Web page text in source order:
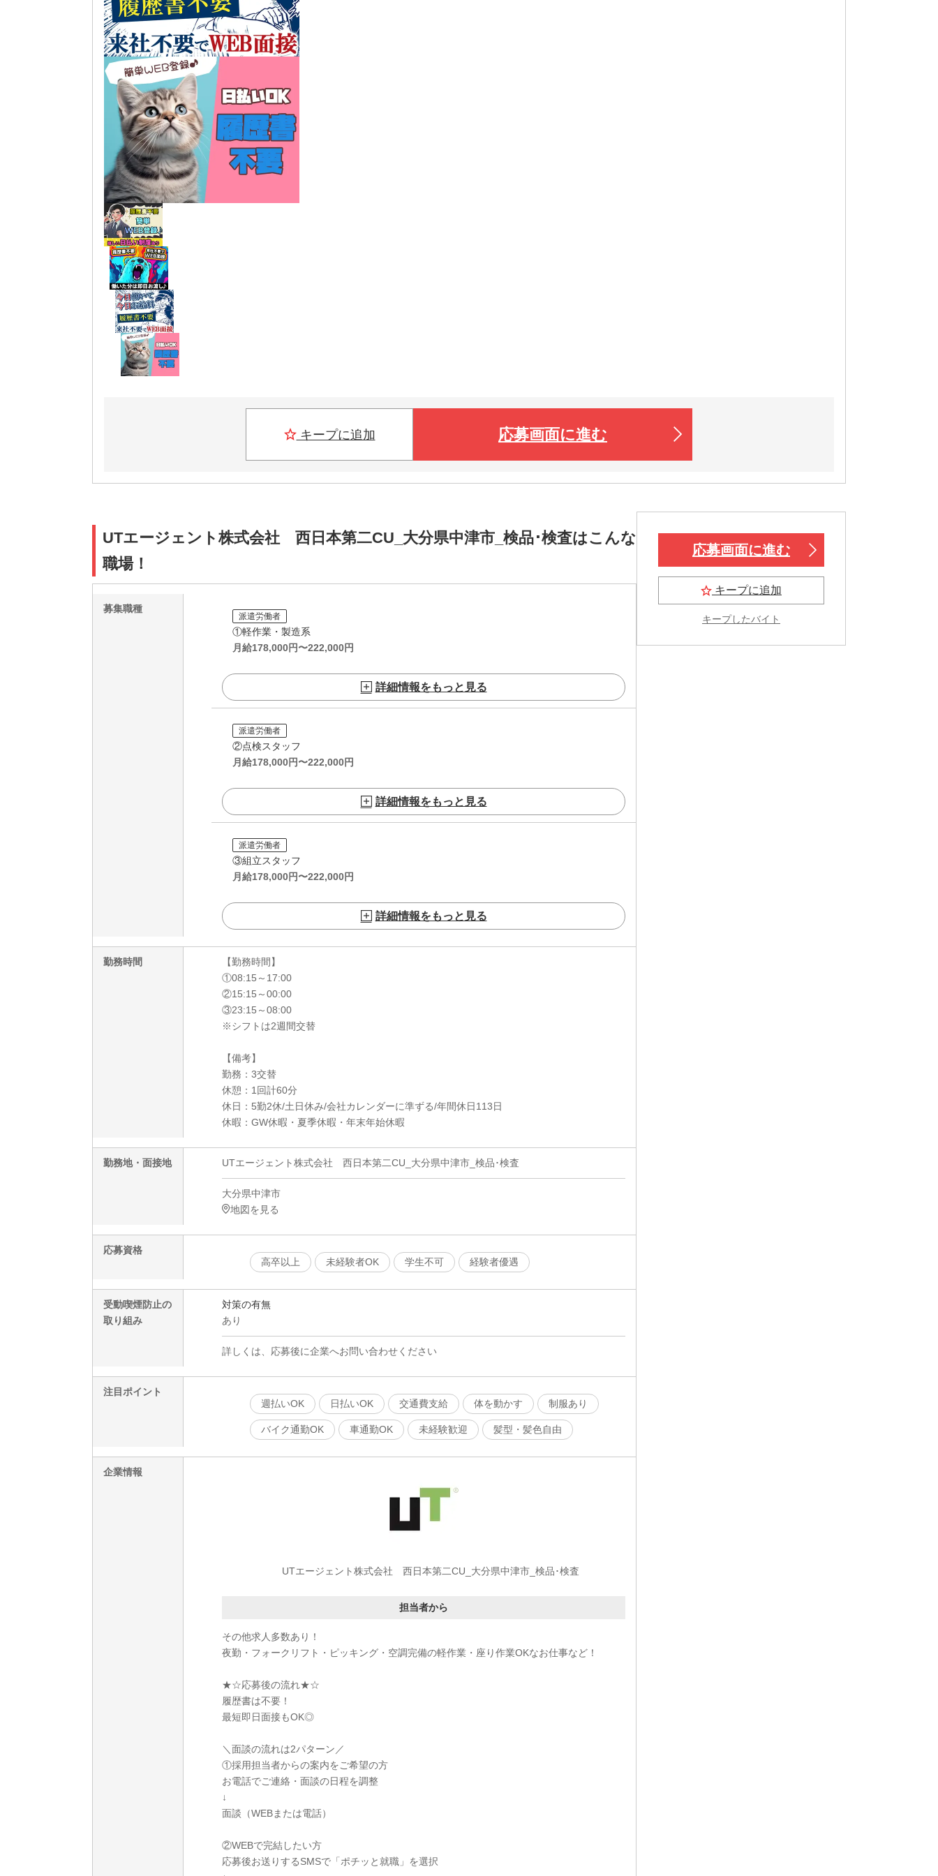
キープに追加 応募画面に進む
UTエージェント株式会社 西日本第二CU_大分県中津市_検品･検査はこんな
職場！
募集職種
派遣労働者
①軽作業・製造系
月給178,000円〜222,000円
詳細情報をもっと見る
派遣労働者
②点検スタッフ
月給178,000円〜222,000円
詳細情報をもっと見る
派遣労働者
③組立スタッフ
月給178,000円〜222,000円
詳細情報をもっと見る
勤務時間
【勤務時間】
①08:15～17:00
②15:15～00:00
③23:15～08:00
※シフトは2週間交替
【備考】
勤務：3交替
休憩：1回計60分
休日：5勤2休/土日休み/会社カレンダーに準ずる/年間休日113日
休暇：GW休暇・夏季休暇・年末年始休暇
勤務地・面接地 UTエージェント株式会社 西日本第二CU_大分県中津市_検品･検査
大分県中津市
地図を見る
応募資格
高卒以上
未経験者OK 学生不可 経験者優遇
受動喫煙防止の
取り組み
対策の有無
あり
詳しくは、応募後に企業へお問い合わせください
注目ポイント
週払いOK
日払いOK 交通費支給 体を動かす 制服あり
バイク通勤OK 車通勤OK 未経験歓迎 髪型・髪色自由
企業情報
UTエージェント株式会社 西日本第二CU_大分県中津市_検品･検査
担当者から
その他求人多数あり！
夜勤・フォークリフト・ピッキング・空調完備の軽作業・座り作業OKなお仕事など！
★☆応募後の流れ★☆
履歴書は不要！
最短即日面接もOK◎
＼面談の流れは2パターン／
①採用担当者からの案内をご希望の方
お電話でご連絡・面談の日程を調整
↓
面談（WEBまたは電話）
②WEBで完結したい方
応募後お送りするSMSで「ポチッと就職」を選択
応募画面に進む
キープに追加
キープしたバイト